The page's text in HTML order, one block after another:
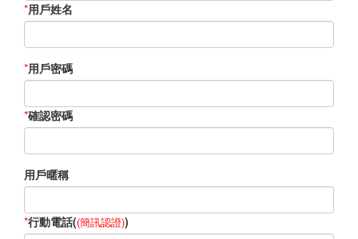
*用戶姓名
*用戶密碼
*確認密碼
用戶暱稱
*行動電話((簡訊認證))